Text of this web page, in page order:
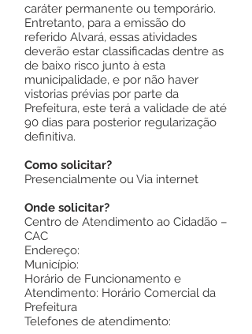
caráter permanente ou temporário.
Entretanto, para a emissão do
referido Alvará, essas atividades
deverão estar classificadas dentre as
de baixo risco junto à esta
municipalidade, e por não haver
vistorias prévias por parte da
Prefeitura, este terá a validade de até
90 dias para posterior regularização
definitiva.
Como solicitar?
Presencialmente ou Via internet
Onde solicitar?
Centro de Atendimento ao Cidadão –
CAC
Endereço:
Município:
Horário de Funcionamento e
Atendimento: Horário Comercial da
Prefeitura
Telefones de atendimento: